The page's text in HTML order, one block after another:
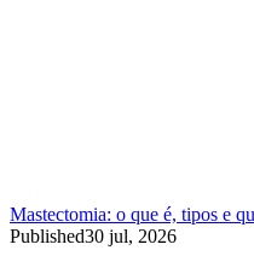
Mastectomia: o que é, tipos e
Published30 jul, 2026